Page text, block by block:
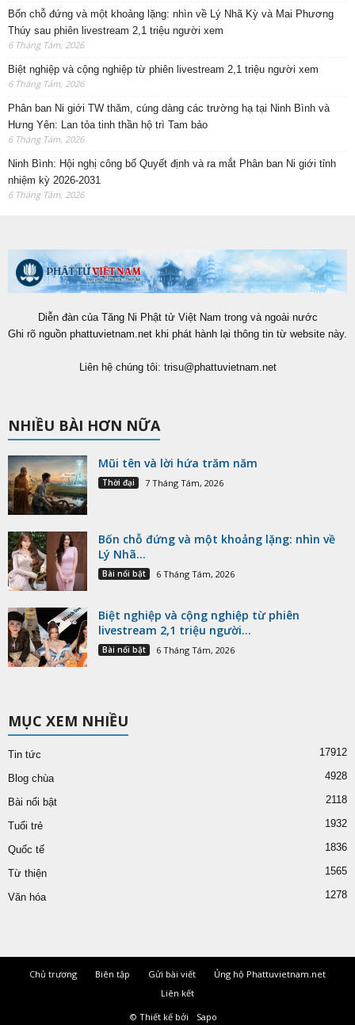
Bốn chỗ đứng và một khoảng lặng: nhìn về Lý Nhã Kỳ và Mai Phương
Thúy sau phiên livestream 2,1 triệu người xem
6 Tháng Tám, 2026
Biệt nghiệp và cộng nghiệp từ phiên livestream 2,1 triệu người xem
6 Tháng Tám, 2026
Phân ban Ni giới TW thăm, cúng dàng các trường hạ tại Ninh Bình và
Hưng Yên: Lan tỏa tinh thần hộ trì Tam bảo
6 Tháng Tám, 2026
Ninh Bình: Hội nghị công bố Quyết định và ra mắt Phân ban Ni giới tỉnh
nhiệm kỳ 2026-2031
6 Tháng Tám, 2026
Diễn đàn của Tăng Ni Phật tử Việt Nam trong và ngoài nước
Ghi rõ nguồn phattuvietnam.net khi phát hành lại thông tin từ website này.
Liên hệ chúng tôi: trisu@phattuvietnam.net
NHIỀU BÀI HƠN NỮA
Mũi tên và lời hứa trăm năm
Thời đại 7 Tháng Tám, 2026
Bốn chỗ đứng và một khoảng lặng: nhìn về
Lý Nhã...
Bài nổi bật 6 Tháng Tám, 2026
Biệt nghiệp và cộng nghiệp từ phiên
livestream 2,1 triệu người...
Bài nổi bật 6 Tháng Tám, 2026
MỤC XEM NHIỀU
Tin tức 17912
Blog chùa 4928
Bài nổi bật 2118
Tuổi trẻ 1932
Quốc tế 1836
Từ thiện 1565
Văn hóa 1278
Chủ trương Biên tập Gửi bài viết
Ủng hộ Phattuvietnam.net
Liên kết
© Thiết kế bởi
Sapo